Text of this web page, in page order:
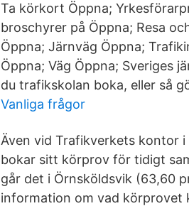
Ta körkort Öppna;
broschyrer på Öppna; Resa
Öppna; Järnväg Öppna;
Öppna; Väg Öppna; Sveriges
du trafikskolan boka, eller så
Vanliga frågor
Även vid Trafikverkets kontor
bokar sitt körprov för tidigt
går det i Örnsköldsvik (63,60
information om vad körprovet